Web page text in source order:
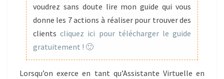
?
voudrez sans doute lire mon guide qui vous
donne les 7 actions à réaliser pour trouver des
clients cliquez ici pour télécharger le guide
gratuitement ! 🙂
Lorsqu’on exerce en tant qu’Assistante Virtuelle en